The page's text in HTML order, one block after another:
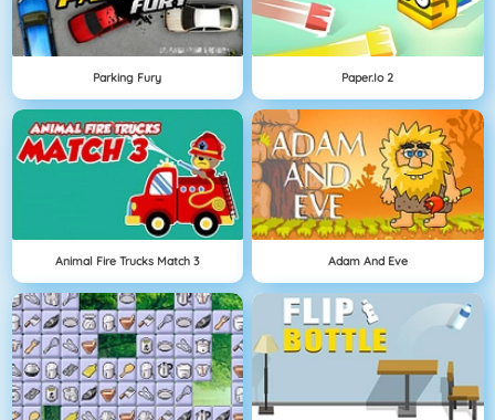
Parking Fury Paper.io 2
Animal Fire Trucks Match 3 Adam And Eve